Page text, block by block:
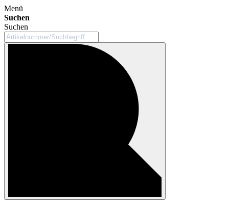
Menü
Suchen
Suchen